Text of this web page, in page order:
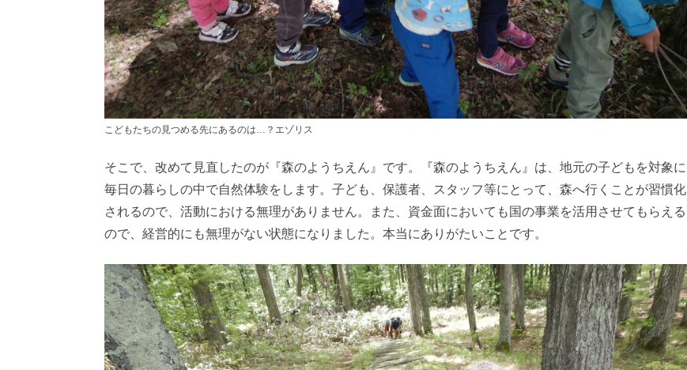
こどもたちの見つめる先にあるのは…？エゾリス
そこで、改めて見直したのが『森のようちえん』です。『森のようちえん』は、地元の子どもを対象に
毎日の暮らしの中で自然体験をします。子ども、保護者、スタッフ等にとって、森へ行くことが習慣化
されるので、活動における無理がありません。また、資金面においても国の事業を活用させてもらえる
ので、経営的にも無理がない状態になりました。本当にありがたいことです。